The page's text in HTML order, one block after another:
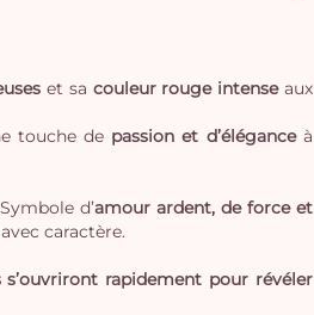
et sa couleur rouge intenseaux
touche de passion et d’éléganceà
d’amour ardent, de force et
caractère.
rapidement pour révéler